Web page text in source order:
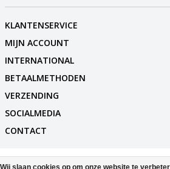
KLANTENSERVICE
MIJN ACCOUNT
INTERNATIONAL
BETAALMETHODEN
VERZENDING
SOCIALMEDIA
CONTACT
© Copyright 2026
Wij slaan cookies op om onze website te